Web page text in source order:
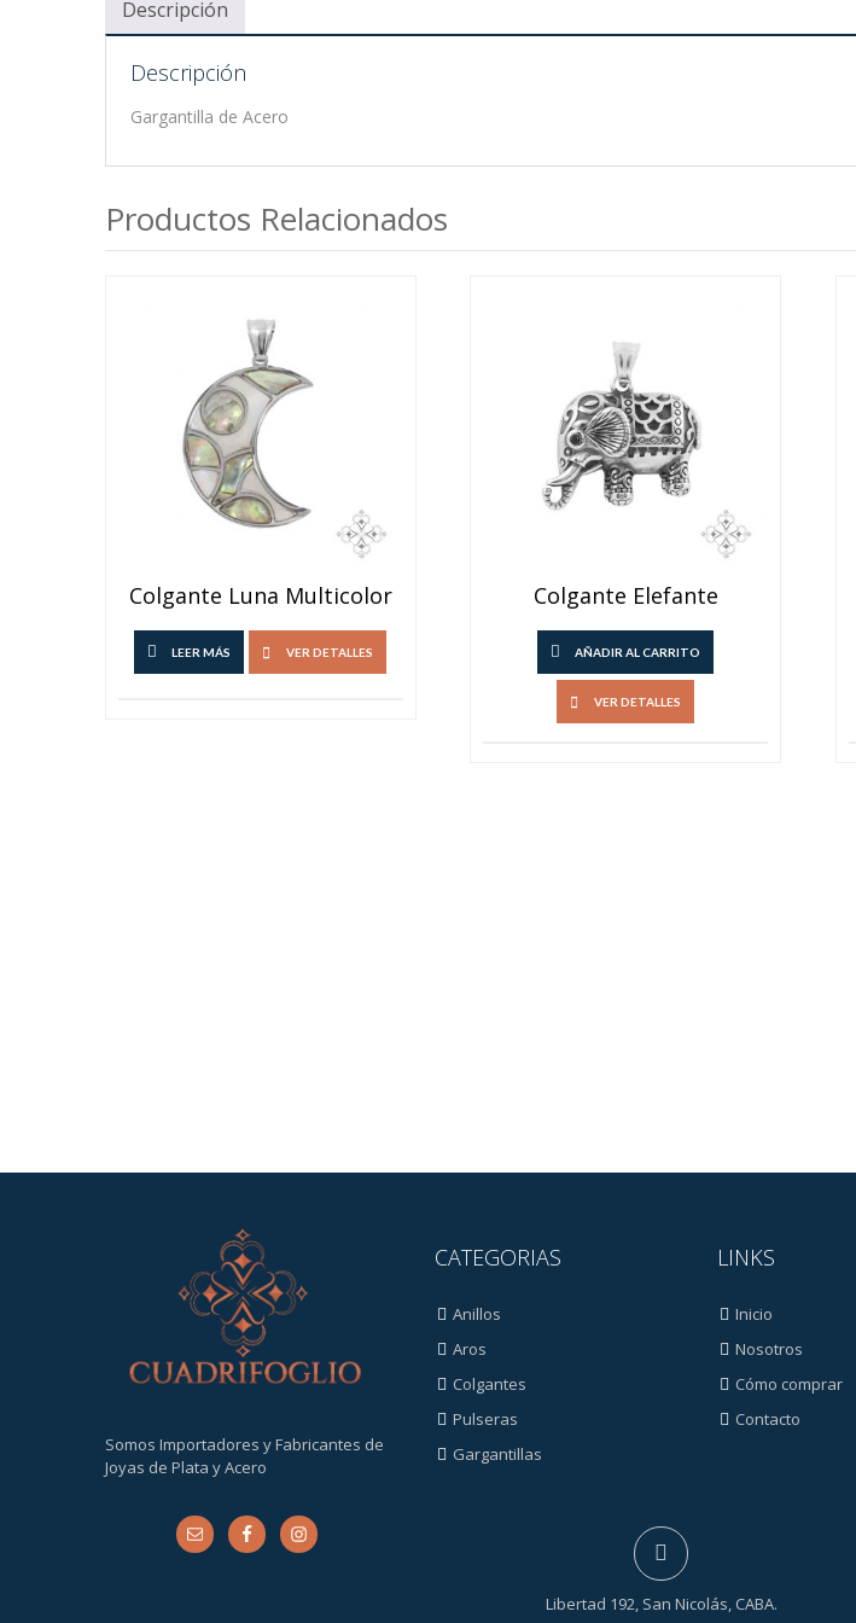
Descripción
Descripción
Gargantilla de Acero
Productos Relacionados
Colgante Luna Multicolor
LEER MÁS VER DETALLES
Colgante Elefante
AÑADIR AL CARRITO
VER DETALLES
Somos Importadores y Fabricantes de
Joyas de Plata y Acero
CATEGORIAS
Anillos
Aros
Colgantes
Pulseras
Gargantillas
LINKS
Inicio
Nosotros
Cómo comprar
Contacto
Libertad 192, San Nicolás, CABA.